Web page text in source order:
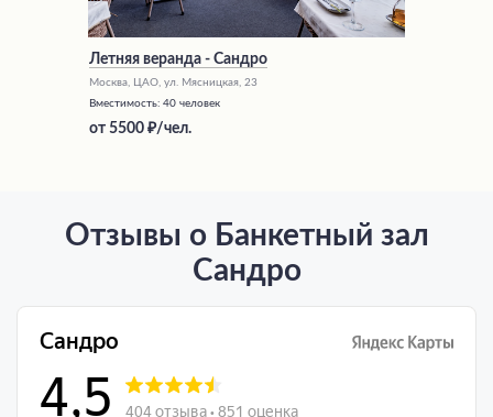
Летняя веранда - Сандро
Москва, ЦАО, ул. Мясницкая, 23
Вместимость: 40 человек
от 5500 /чел.
Отзывы о Банкетный зал
Сандро